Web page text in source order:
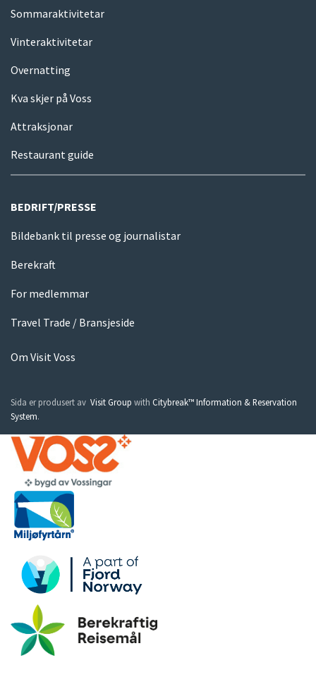
Sommaraktivitetar
Vinteraktivitetar
Overnatting
Kva skjer på Voss
Attraksjonar
Restaurant guide
BEDRIFT/PRESSE
Bildebank til presse og journalistar
Berekraft
For medlemmar
Travel Trade / Bransjeside
Om Visit Voss
Sida er produsert av Visit Group with Citybreak™ Information & Reservation
System.